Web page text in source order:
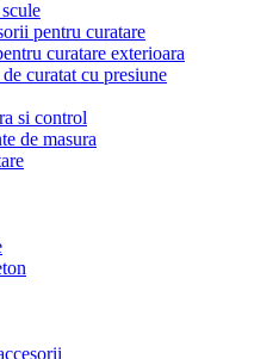
pentru curatare
curatare exterioara
curatat cu presiune
si control
de masura